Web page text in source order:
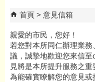
首頁 意見信箱
親愛的市民，您好！
若您對本所同仁辦理業
議，誠摯地歡迎您來信
見將是本所提升服務之重
為能確實瞭解您的意見